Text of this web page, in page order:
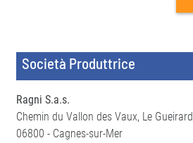
Società Produttrice
Ragni S.a.s.
Chemin du Vallon des Vaux, Le Gueirard
06800 - Cagnes-sur-Mer